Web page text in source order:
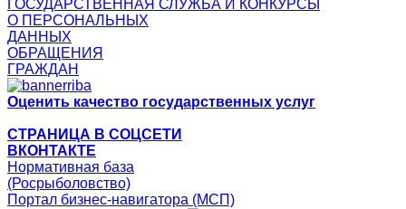
ГОСУДАРСТВЕННАЯ СЛУЖБА И КОНКУРСЫ
О ПЕРСОНАЛЬНЫХ
ДАННЫХ
ОБРАЩЕНИЯ
ГРАЖДАН
Оценить качество государственных услуг
СТРАНИЦА В СОЦСЕТИ
ВКОНТАКТЕ
Нормативная база
(Росрыболовство)
Портал бизнес-навигатора (МСП)